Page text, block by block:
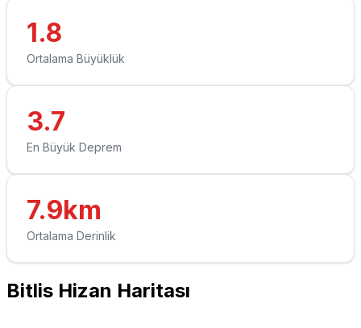
1.8
Ortalama Büyüklük
3.7
En Büyük Deprem
7.9km
Ortalama Derinlik
Bitlis Hizan Haritası